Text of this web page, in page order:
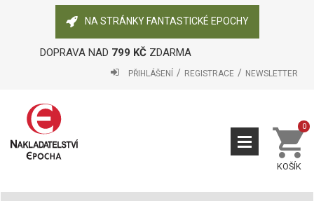
NA STRÁNKY FANTASTICKÉ EPOCHY
DOPRAVA NAD 799 KČZDARMA
PŘIHLÁŠENÍ REGISTRACE NEWSLETTER
KOŠÍK
0